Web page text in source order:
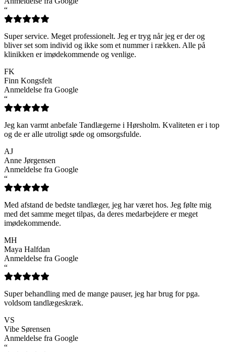
“
Super service. Meget professionelt. Jeg er tryg når jeg er der og
bliver set som individ og ikke som et nummer i rækken. Alle på
klinikken er imødekommende og venlige.
FK
Finn Kongsfelt
Anmeldelse fra Google
“
Jeg kan varmt anbefale Tandlægerne i Hørsholm. Kvaliteten er i top
og de er alle utroligt søde og omsorgsfulde.
AJ
Anne Jørgensen
Anmeldelse fra Google
“
Med afstand de bedste tandlæger, jeg har været hos. Jeg følte mig
med det samme meget tilpas, da deres medarbejdere er meget
imødekommende.
MH
Maya Halfdan
Anmeldelse fra Google
“
Super behandling med de mange pauser, jeg har brug for pga.
voldsom tandlægeskræk.
VS
Vibe Sørensen
Anmeldelse fra Google
“